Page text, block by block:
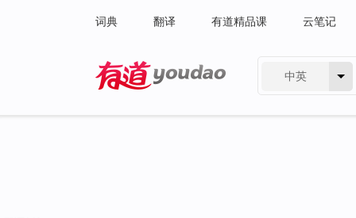
词典 翻译 有道精品课 云笔记
中英